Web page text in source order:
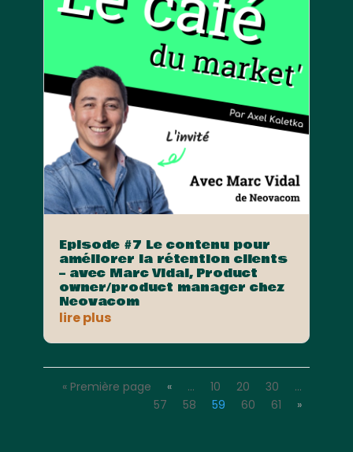
Episode #7 Le contenu pour
améliorer la rétention clients
– avec Marc Vidal, Product
owner/product manager chez
Neovacom
lire plus
« Première page « … 10 20 30
…
57
58 59 60 61 »